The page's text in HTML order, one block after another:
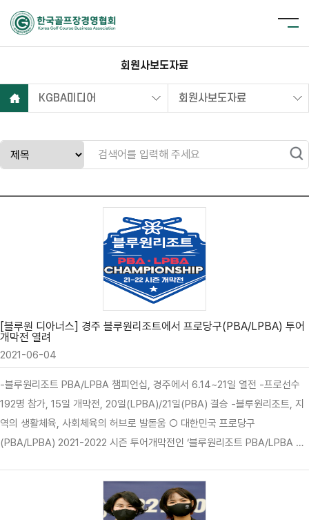
회원사보도자료
KGBA미디어 회원사보도자료
[블루원 디아너스] 경주 블루원리조트에서 프로당구(PBA/LPBA) 투어
개막전 열려
2021-06-04
­-블루원리조트 PBA/LPBA 챔피언십, 경주에서 6.14~21일 열전 ­-프로선수
192명 참가, 15일 개막전, 20일(LPBA)/21일(PBA) 결승 -블루원리조트, 지
역의 생활체육, 사회체육의 허브로 발돋움 ○ 대한민국 프로당구
(PBA/LPBA) 2021-2022 시즌 투어개막전인 ‘블루원리조트 PBA/LPBA 챔
당구대회에는 PBA 소속 128명, LPBA 소속 64명 모두가 참가하여 개인전